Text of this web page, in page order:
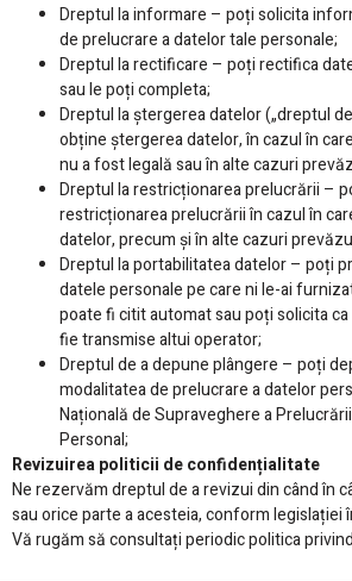
Dreptul la informare – poți solicita
de prelucrare a datelor tale personale;
Dreptul la rectificare – poți rectifica
sau le poți completa;
Dreptul la ștergerea datelor („dreptul
obține ștergerea datelor, în cazul în
nu a fost legală sau în alte cazuri
Dreptul la restricționarea prelucrării –
restricționarea prelucrării în cazul în
datelor, precum și în alte cazuri
Dreptul la portabilitatea datelor – poți
datele personale pe care ni le-ai
poate fi citit automat sau poți solicita
fie transmise altui operator;
Dreptul de a depune plângere – poți
modalitatea de prelucrare a datelor
Națională de Supraveghere a
Personal;
Revizuirea politicii de confidențialitate
Ne rezervăm dreptul de a revizui din când în
sau orice parte a acesteia, conform legislației
Vă rugăm să consultați periodic politica